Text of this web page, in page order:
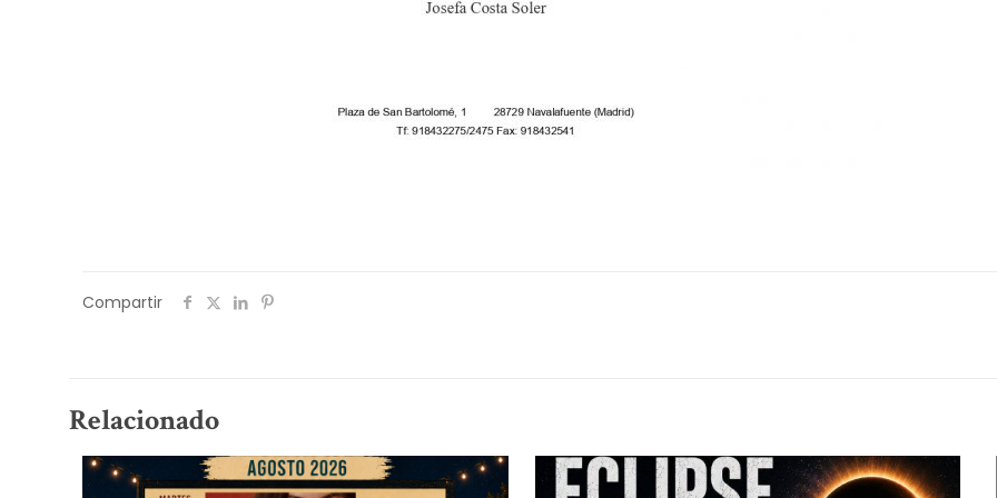
Compartir
Relacionado